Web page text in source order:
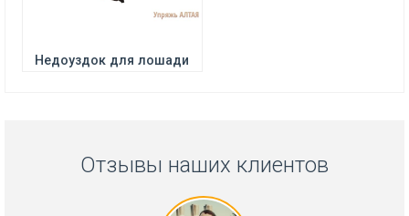
Недоуздок для лошади
Отзывы наших клиентов